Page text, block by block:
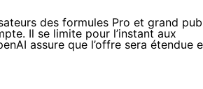
des formules Pro et grand
Il se limite pour l’instant aux
assure que l’offre sera étendue